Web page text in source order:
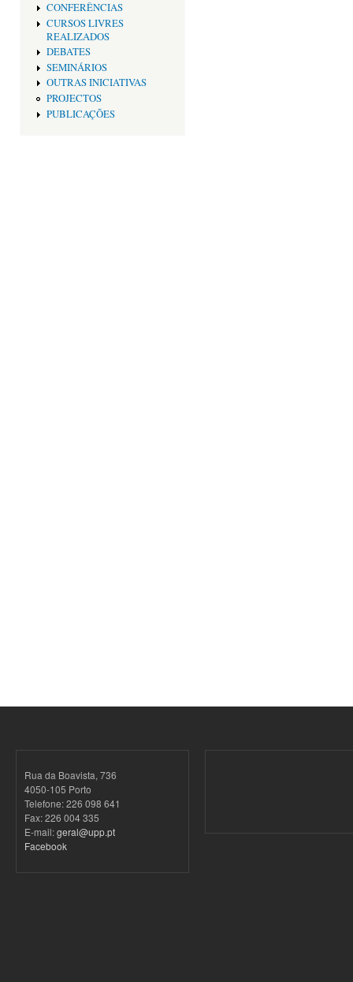
CONFERÊNCIAS
CURSOS LIVRES
REALIZADOS
DEBATES
SEMINÁRIOS
OUTRAS INICIATIVAS
PROJECTOS
PUBLICAÇÕES
Rua da Boavista, 736
4050-105 Porto
Telefone: 226 098 641
Fax: 226 004 335
E-mail:geral@upp.pt
Facebook